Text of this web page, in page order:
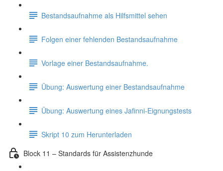
Bestandsaufnahme als Hilfsmittel sehen
Folgen einer fehlenden Bestandsaufnahme
Vorlage einer Bestandsaufnahme.
Übung: Auswertung einer Bestandsaufnahme
Übung: Auswertung eines Jafinni-Eignungstests
Skript 10 zum Herunterladen
Block 11 – Standards für Assistenzhunde